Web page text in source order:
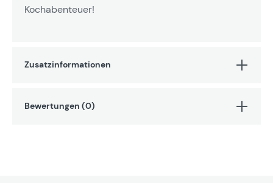
Kochabenteuer!
Zusatzinformationen
Bewertungen (0)